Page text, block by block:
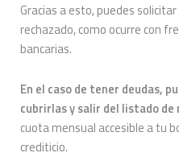
Gracias a esto, puedes
rechazado, como ocurre con
bancarias.
En el caso de tener deudas,
cubrirlas y salir del listado de
cuota mensual accesible a tu
crediticio.